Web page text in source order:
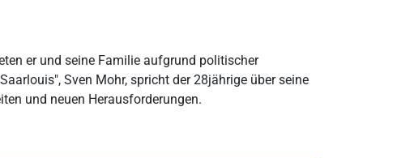
er und seine Familie aufgrund politischer
Sven Mohr, spricht der 28jährige über seine
und neuen Herausforderungen.